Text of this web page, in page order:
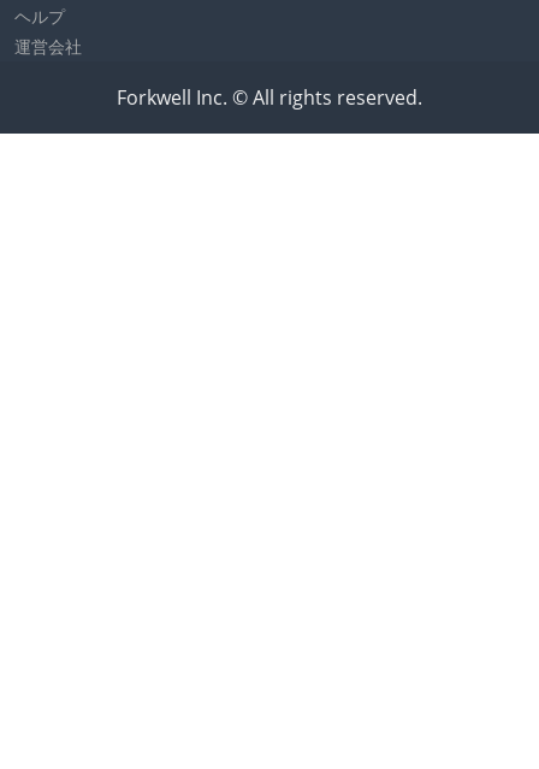
ヘルプ
運営会社
Forkwell Inc. © All rights reserved.